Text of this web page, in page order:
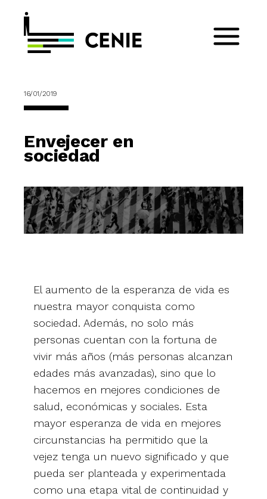
16/01/2019
Envejecer en
sociedad
El aumento de la esperanza de vida es
nuestra mayor conquista como
sociedad. Además, no solo más
personas cuentan con la fortuna de
vivir más años (más personas alcanzan
edades más avanzadas), sino que lo
hacemos en mejores condiciones de
salud, económicas y sociales. Esta
mayor esperanza de vida en mejores
circunstancias ha permitido que la
vejez tenga un nuevo significado y que
pueda ser planteada y experimentada
como una etapa vital de continuidad y